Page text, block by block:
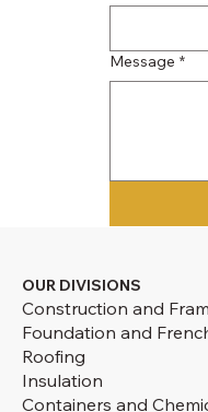
Message *
OUR DIVISIONS
Construction and
Foundation and
Roofing
Insulation
Containers and